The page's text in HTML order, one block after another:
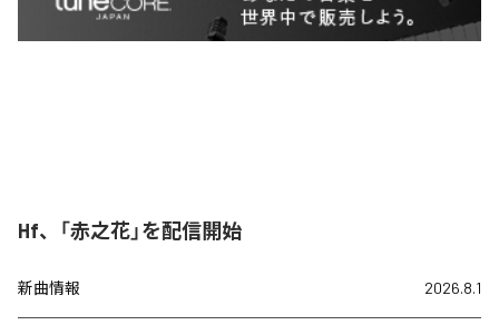
Hf、「赤之花」を配信開始
新曲情報 2026.8.1